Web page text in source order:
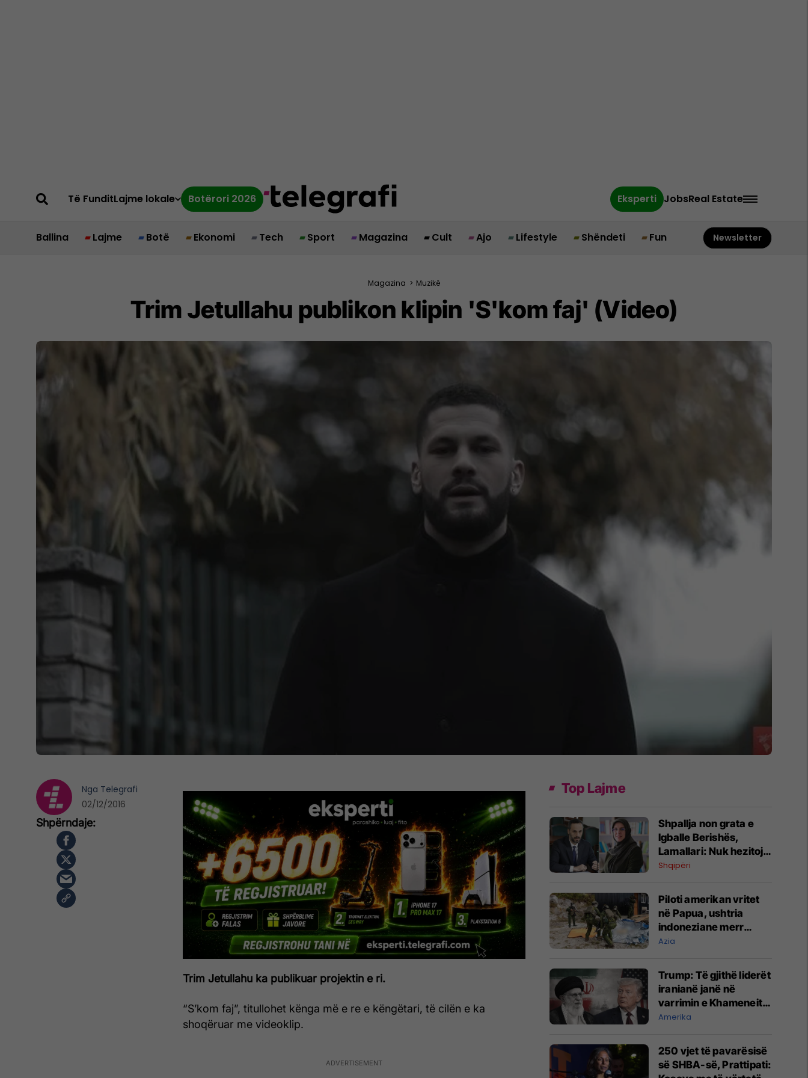
Të FunditLajme lokale Botërori 2026 Eksperti JobsReal Estate
Ballina Lajme Botë Ekonomi Tech Sport Magazina Cult Ajo Lifestyle Shëndeti Fun Newsletter
Magazina > Muzikë
Trim Jetullahu publikon klipin 'S'kom faj' (Video)
Trim Jetullahu ka publikuar projektin e ri.
“S’kom faj”, titullohet kënga më e re e këngëtari, të cilën e ka
shoqëruar me videoklip.
Nga Telegrafi
02/12/2016
Top Lajme
Shpallja non grata e
Igballe Berishës,
Lamallari: Nuk hezitoj
të bëj të njëjtën gjë me
Shqipëri
Piloti amerikan vritet
në Papua, ushtria
indoneziane merr
trupin e tij
Azia
Trump: Të gjithë liderët
iranianë janë në
varrimin e Khameneit,
por nuk do t’i godasim
Amerika
​250 vjet të pavarësisë
së SHBA-së, Prattipati: